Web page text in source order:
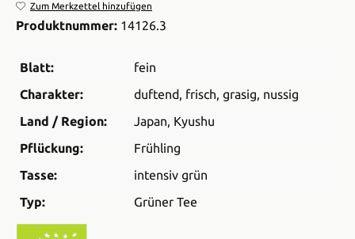
Zum Merkzettel hinzufügen
Produktnummer: 14126.3
Blatt:
fein
Charakter:
duftend, frisch, grasig, nussig
Land / Region:
Japan, Kyushu
Pflückung:
Frühling
Tasse:
intensiv grün
Typ:
Grüner Tee